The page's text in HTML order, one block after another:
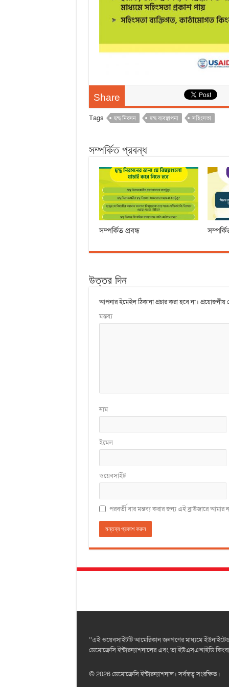
Share
Tags দ্বন্দ্ব নিরসন দ্বন্দ্ব ব্যবস্থাপনা সহিংসতা
সম্পর্কিত প্রবন্ধ
সম্পর্কিত প্রবন্ধ
উত্তর দিন
আপনার ইমেইল ঠিকানা প্রচার করা হবে না। প্রয়োজনীয়
মন্তব্য
নাম
ইমেল
ওয়েবসাইট
পরবর্তী বার মন্তব্য করার জন্য এই ব্রাউজারে
‘’এই ওয়েবসাইটটি আমেরিকান জনগণের মাধ্যমে
ডেমোক্রেসি ইন্টারন্যাশনালের এবং তা ইউএসএআইডি কিংবা
© 2026 ডেমোক্রেসি ইন্টারন্যাশনাল। সর্বস্বত্ব সংরক্ষিত।